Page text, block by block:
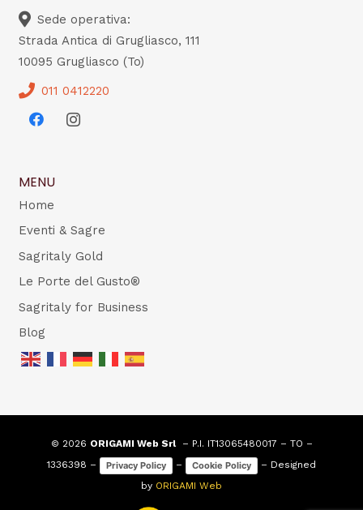
Sede operativa:
Strada Antica di Grugliasco, 111
10095 Grugliasco (To)
011 0412220
MENU
Home
Eventi & Sagre
Sagritaly Gold
Le Porte del Gusto®
Sagritaly for Business
Blog
© 2026 ORIGAMI Web Srl– P.I. IT13065480017 – TO –
1336398 –
Privacy Policy – Cookie Policy
– Designed
by ORIGAMI Web